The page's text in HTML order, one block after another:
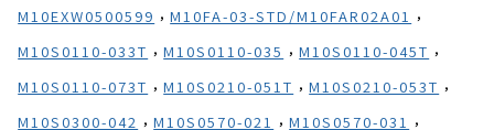
M10EXW0500599 , M10FA-03-STD/M10FAR02A01 ,
M10S0110-033T , M10S0110-035 , M10S0110-045T ,
M10S0110-073T , M10S0210-051T , M10S0210-053T ,
M10S0300-042 , M10S0570-021 , M10S0570-031 ,